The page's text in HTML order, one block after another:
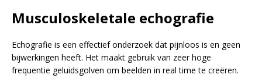
Musculoskeletale echografie
Echografie is een effectief onderzoek dat pijnloos is en geen
bijwerkingen heeft. Het maakt gebruik van zeer hoge
frequentie geluidsgolven om beelden in real time te creëren.